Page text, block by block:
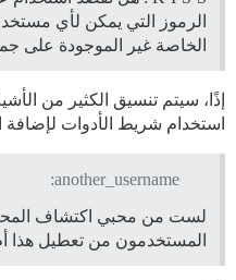
الرموز التي يمكن لأي
الخاصة غير الموجودة على
إذًا، سيتم تنسيق الكثير من
استخدام شريط الأدوات لإضافة
another_username:
لست من محبي اكتشاف
المستخدمون من تعطيل هذا